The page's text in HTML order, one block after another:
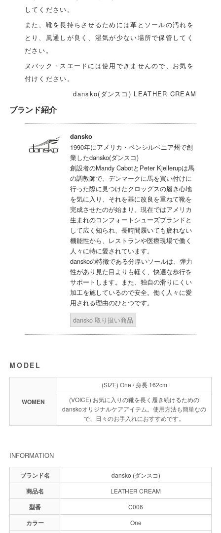
してください。
また、靴を長持ちさせるためには革とソールの汚れを
とり、風通しが良く、湿気が少ない場所で保管してく
ださい。
ヌバック・スエードには使用できませんので、お気を
付けください。
dansko(ダンスコ) LEATHER CREAM
ブランド紹介
dansko
1990年にアメリカ・ペンシルベニア州で創
業したdansko(ダンスコ)
創設者のMandy CabotとPeter Kjellerupは馬
の調教師で、デンマークに馬を買い付けに
行った際に見つけたクロッグスの履き心地
を気に入り、それを基に改良を重ねて靴を
完成させたのが始まり。現在ではアメリカ
生まれのコンフォートシューズブランドと
して広く知られ、長時間履いても疲れない
機能性から、レストランや医療現場で働く
人々に特に愛されています。
danskoの特徴である分厚いソールは、弾力
性があり見た目よりも軽く、快適な歩行を
サポートします。また、独自の滑りにくい
加工を施しているので安全。働く人々に愛
用される理由のひとつです。
dansko 取り扱い商品
MODEL
WOMEN
(SIZE) One / 身長 162cm
(VOICE) お気に入りの靴を長く履き続けるための
danskoオリジナルケアアイテム。使用方法も簡単なの
で、日々のお手入れにおすすめです。
INFORMATION
ブランド名 dansko (ダンスコ)
商品名 LEATHER CREAM
型番 C006
カラー One